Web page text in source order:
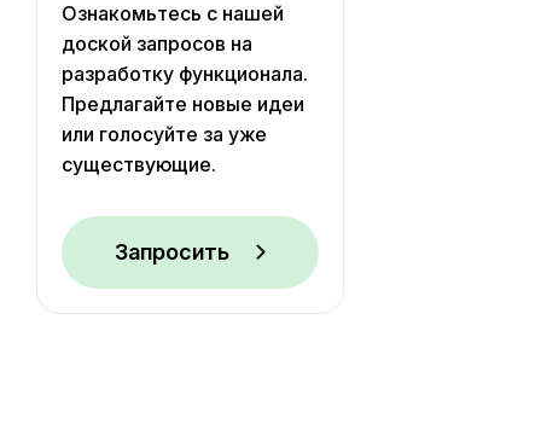
Ознакомьтесь с нашей
доской запросов на
разработку функционала.
Предлагайте новые идеи
или голосуйте за уже
существующие.
Запросить